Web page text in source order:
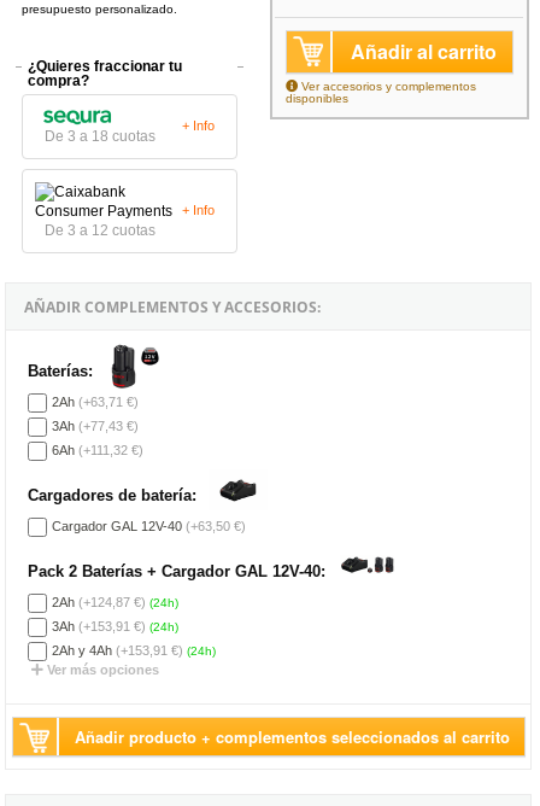
presupuesto personalizado.
¿Quieres fraccionar tu
compra?
De 3 a 18 cuotas
+ Info
De 3 a 12 cuotas
+ Info
Añadir al carrito
Ver accesorios y complementos
disponibles
AÑADIR COMPLEMENTOS Y ACCESORIOS:
Baterías:
2Ah (+63,71 €)
3Ah (+77,43 €)
6Ah (+111,32 €)
Cargadores de batería:
Cargador GAL 12V-40 (+63,50 €)
Pack 2 Baterías + Cargador GAL 12V-40:
2Ah (+124,87 €) (24h)
3Ah (+153,91 €) (24h)
2Ah y 4Ah (+153,91 €) (24h)
Ver más opciones
Añadir producto + complementos seleccionados al carrito